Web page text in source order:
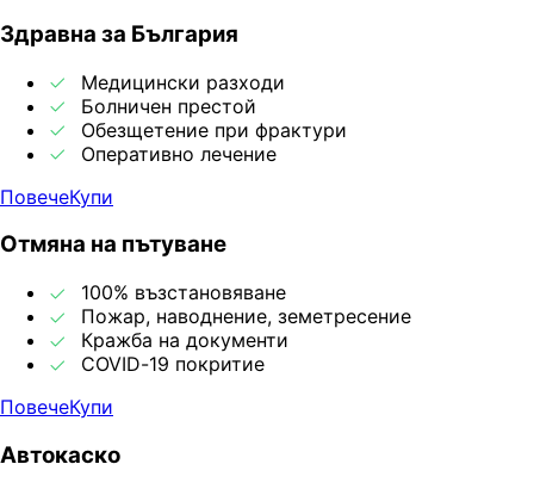
Здравна за България
Медицински разходи
Болничен престой
Обезщетение при фрактури
Оперативно лечение
ПовечеКупи
Отмяна на пътуване
100% възстановяване
Пожар, наводнение, земетресение
Кражба на документи
COVID-19 покритие
ПовечеКупи
Автокаско